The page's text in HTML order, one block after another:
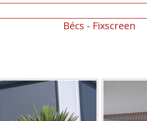
Bécs - Fixscreen